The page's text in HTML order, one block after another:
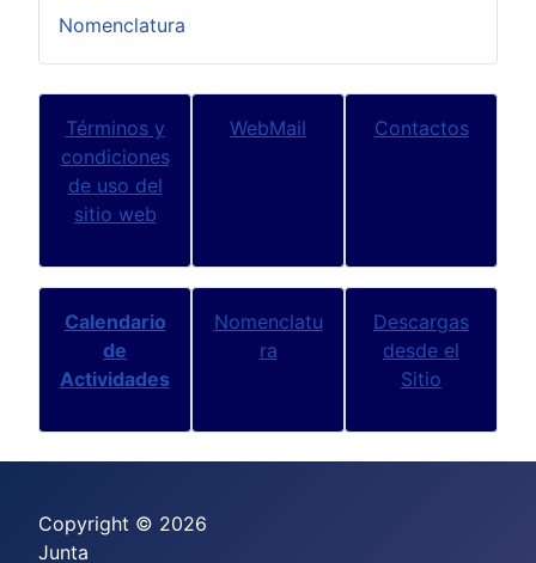
Nomenclatura
Términos y
condiciones
de uso del
sitio web
WebMail Contactos
Calendario
de
Actividades
Nomenclatu
ra
Descargas
desde el
Sitio
Copyright © 2026
Junta